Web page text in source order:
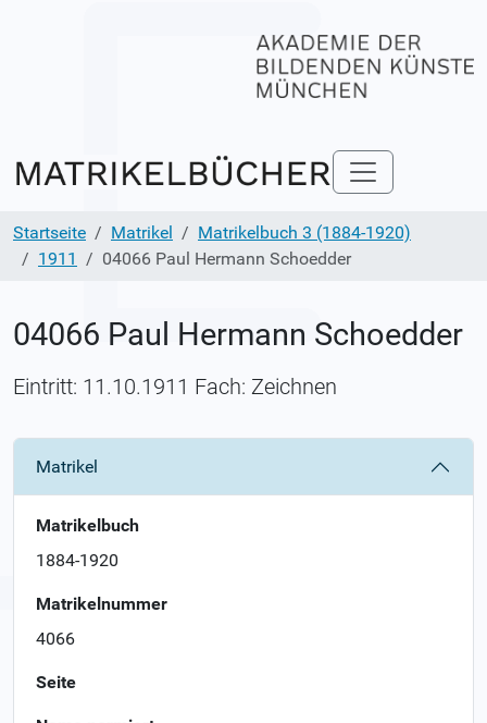
Startseite Matrikel
Matrikelbuch 3 (1884-1920)
1911
04066 Paul Hermann Schoedder
04066 Paul Hermann Schoedder
Eintritt: 11.10.1911 Fach: Zeichnen
Matrikel
Matrikelbuch
1884-1920
Matrikelnummer
4066
Seite